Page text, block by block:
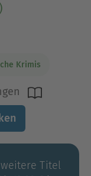
Krimis
Titel